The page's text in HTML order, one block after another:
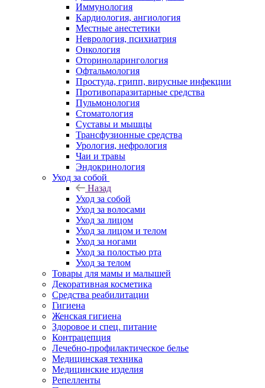
Иммунология
Кардиология, ангиология
Местные анестетики
Неврология, психиатрия
Онкология
Оториноларингология
Офтальмология
Простуда, грипп, вирусные инфекции
Противопаразитарные средства
Пульмонология
Стоматология
Суставы и мышцы
Трансфузионные средства
Урология, нефрология
Чаи и травы
Эндокринология
Уход за собой
Назад
Уход за собой
Уход за волосами
Уход за лицом
Уход за лицом и телом
Уход за ногами
Уход за полостью рта
Уход за телом
Товары для мамы и малышей
Декоративная косметика
Средства реабилитации
Гигиена
Женская гигиена
Здоровое и спец. питание
Контрацепция
Лечебно-профилактическое белье
Медицинская техника
Медицинские изделия
Репелленты